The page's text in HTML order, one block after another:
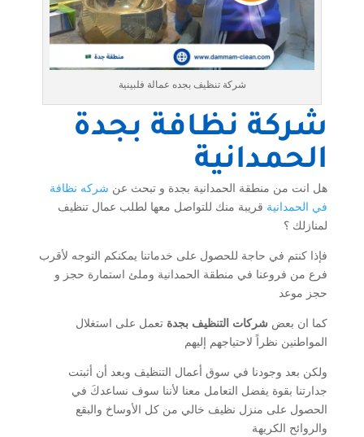
شركة تنظيف بجده عمالة فلبينية
شركة نظافة بجدة
الحمدانية
هل انت من منطقة الحمدانية بجدة و تبحث عن شركه نظافة
في الحمدانية قريبة منك للتواصل معها لطلب عمال تنظيف
لمنازلك ؟
فإذا كنتم في حاجة للحصول على خدماتنا يمكنكم التوجه لأقرب
فرع من فروعنا في منطقة الحمدانية وملئ استمارة حجز و
حجز موعد
كما ان بعض شركات التنظيف بجدة تعمل على استغلال
المواطنين نظراً لاحتياجهم إليهم
ولكن بعد وجودنا في سوق أعمال التنظيف وبعد أن أثبتت
جدارتنا بقوة يفضل التعامل معنا لأننا سوف نساعدكَ في
الحصول على منزل نظيف خالي من كل الأوساخ والبقع
والروائح الكريهة